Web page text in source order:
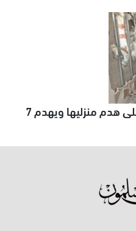
الاحتلال يجبر عائلة مقدسية على هدم منزليها ويهدم 7